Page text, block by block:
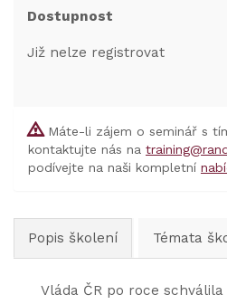
Dostupnost
Již nelze registrovat
Máte-li zájem o seminář s
kontaktujte nás na
podívejte na naši kompletní
Popis školení Témata
Vláda ČR po roce